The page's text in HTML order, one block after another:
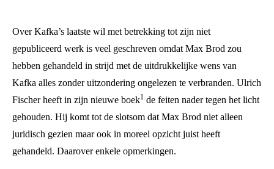
Over Kafka’s laatste wil met betrekking tot zijn niet
gepubliceerd werk is veel geschreven omdat Max Brod zou
hebben gehandeld in strijd met de uitdrukkelijke wens van
Kafka alles zonder uitzondering ongelezen te verbranden. Ulrich
Fischer heeft in zijn nieuwe boek1 de feiten nader tegen het licht
gehouden. Hij komt tot de slotsom dat Max Brod niet alleen
juridisch gezien maar ook in moreel opzicht juist heeft
gehandeld. Daarover enkele opmerkingen.